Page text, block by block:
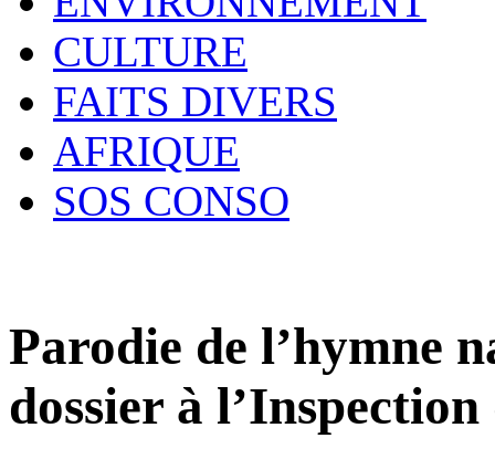
CULTURE
FAITS DIVERS
AFRIQUE
SOS CONSO
Parodie de l’hymne
dossier à l’Inspection